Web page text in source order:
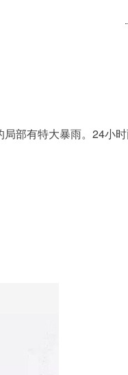
部有特大暴雨。24小